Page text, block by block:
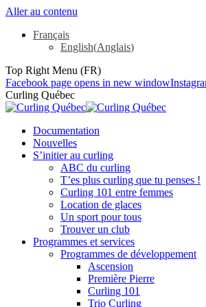
Aller au contenu
Français
English(Anglais)
Top Right Menu (FR)
Facebook page opens in new window
Curling Québec
Documentation
Nouvelles
S’initier au curling
ABC du curling
T’es plus curling que tu penses !
Curling 101 entre femmes
Location de glaces
Un sport pour tous
Trouver un club
Programmes et services
Programmes de développement
Ascension
Première Pierre
Curling 101
Trio Curling